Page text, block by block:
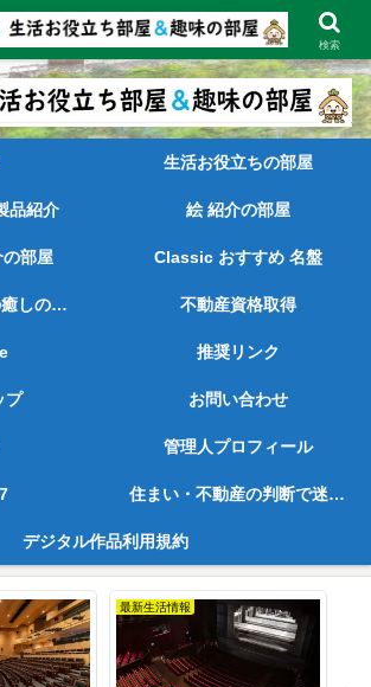
実績をもとに、喜ばれ、お役に立てる情報を発信しま
す。
生活お役立ちの部屋
品紹介 絵 紹介の部屋
部屋 Classic おすすめ 名盤
YouTube 今日の癒しの動画 不動産資格取得
推奨リンク
プ お問い合わせ
管理人プロフィール
住まい・不動産の判断で迷っている方へ ― 売られずに、考えを整理したい方のために ―
デジタル作品利用規約
最新生活情報
検索